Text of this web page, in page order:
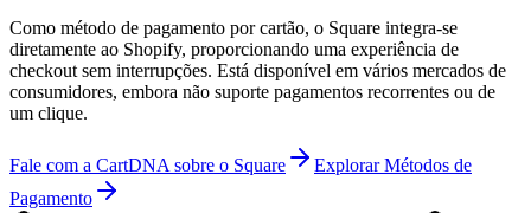
Como método de pagamento por cartão, o Square integra-se
diretamente ao Shopify, proporcionando uma experiência de
checkout sem interrupções. Está disponível em vários mercados de
consumidores, embora não suporte pagamentos recorrentes ou de
um clique.
Fale com a CartDNA sobre o Square
Explorar Métodos de
Pagamento